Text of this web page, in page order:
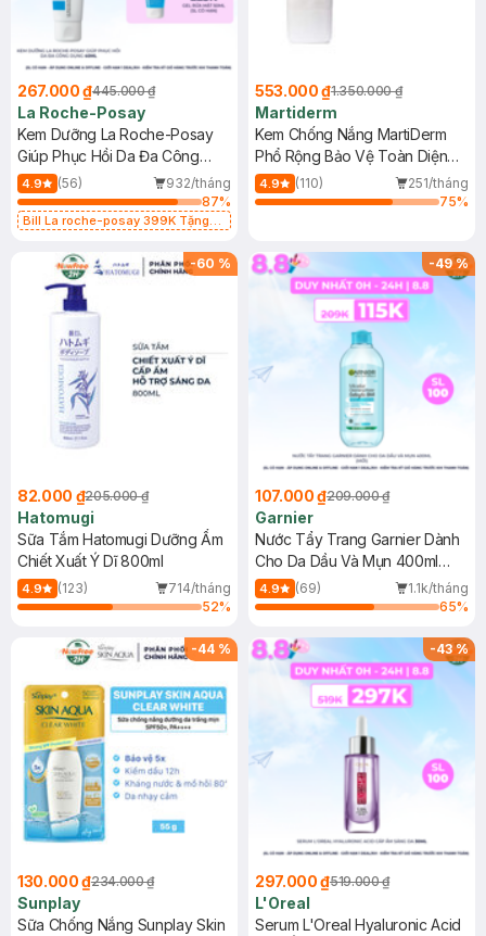
267.000 ₫445.000 ₫
La Roche-Posay
Kem Dưỡng La Roche-Posay
Giúp Phục Hồi Da Đa Công
Dụng 40ml
4.9 (56)
932/tháng
87%
Bill La roche-posay 399K Tặng
(SL có hạn)
553.000 ₫1.350.000 ₫
Martiderm
Kem Chống Nắng MartiDerm
Phổ Rộng Bảo Vệ Toàn Diện
40ml
4.9 (110)
251/tháng
75%
-60 %
82.000 ₫205.000 ₫
Hatomugi
Sữa Tắm Hatomugi Dưỡng Ẩm
Chiết Xuất Ý Dĩ 800ml
4.9 (123)
714/tháng
52%
-49%
107.000 ₫209.000 ₫
Garnier
Nước Tẩy Trang Garnier Dành
Cho Da Dầu Và Mụn 400ml
(Mới)
4.9 (69)
1.1k/tháng
65%
-44 %
130.000 ₫234.000 ₫
Sunplay
Sữa Chống Nắng Sunplay Skin
-43%
297.000 ₫519.000 ₫
L'Oreal
Serum L'Oreal Hyaluronic Acid